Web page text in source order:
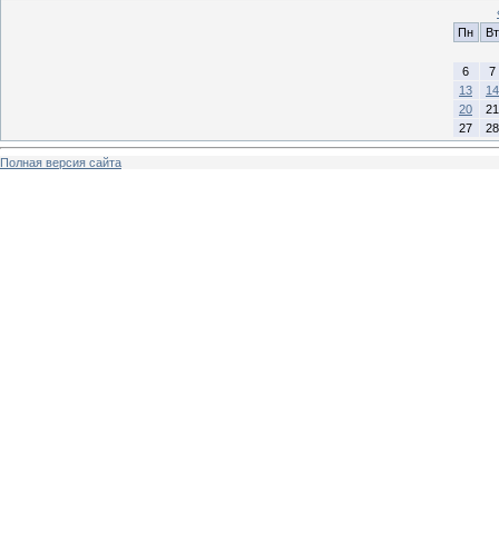
Пн
Вт
6
7
13
14
20
21
27
28
Полная версия сайта